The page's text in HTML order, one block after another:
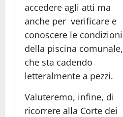
accedere agli atti ma
anche per verificare e
conoscere le condizioni
della piscina comunale,
che sta cadendo
letteralmente a pezzi.
Valuteremo, infine, di
ricorrere alla Corte dei